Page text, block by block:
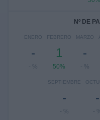
Nº DE
ENERO
-
- %
FEBRERO
1
50%
MARZO
-
- %
SEPTIEMBRE
-
- %
-
- %